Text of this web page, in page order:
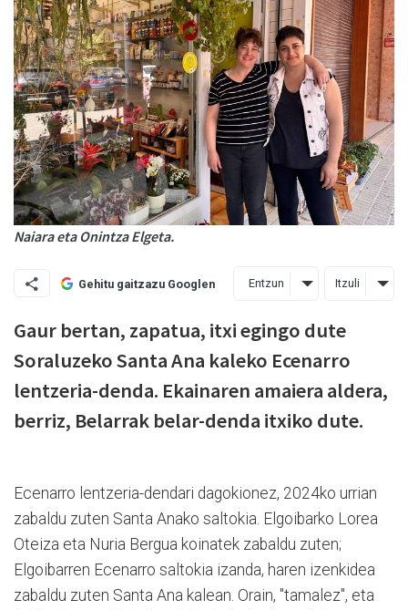
Naiara eta Onintza Elgeta.
Gehitu gaitzazu Googlen Entzun Itzuli
Gaur bertan, zapatua, itxi egingo dute
Soraluzeko Santa Ana kaleko Ecenarro
lentzeria-denda. Ekainaren amaiera aldera,
berriz, Belarrak belar-denda itxiko dute.
Ecenarro lentzeria-dendari dagokionez, 2024ko urrian
zabaldu zuten Santa Anako saltokia. Elgoibarko Lorea
Oteiza eta Nuria Bergua koinatek zabaldu zuten;
Elgoibarren Ecenarro saltokia izanda, haren izenkidea
zabaldu zuten Santa Ana kalean. Orain, "tamalez", eta